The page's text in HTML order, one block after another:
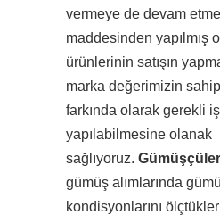
vermeye de devam
maddesinden yapılmış
ürünlerinin satışın
marka değerimizin
farkında olarak gerekli
yapılabilmesine olanak
sağlıyoruz.
gümüş alımlarında
kondisyonlarını